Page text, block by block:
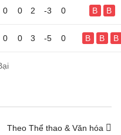
0 0 2 -3 0 B B
0 0 3 -5 0 B B B
Theo Thể thao & Văn hóa